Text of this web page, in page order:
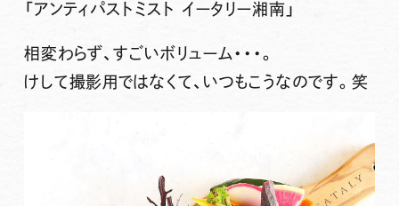
「アンティパストミスト イータリー湘南」
相変わらず、すごいボリューム・・・。
けして撮影用ではなくて、いつもこうなのです。笑